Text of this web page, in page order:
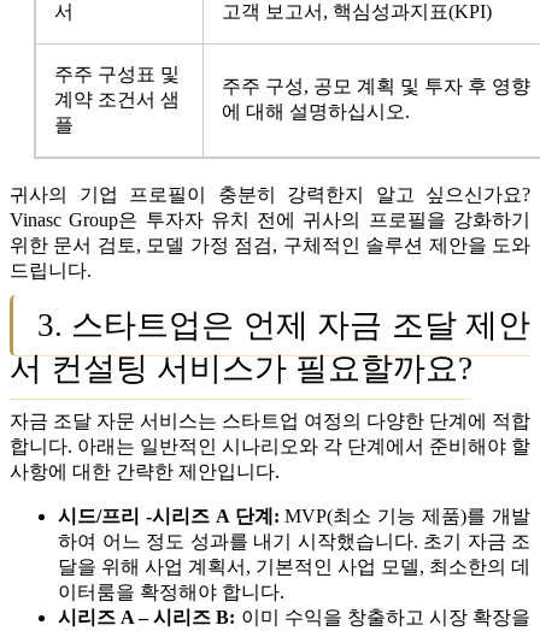
서 고객 보고서, 핵심성과지표(KPI)
주주 구성표 및
계약 조건서 샘
플
주주 구성, 공모 계획 및 투자 후 영향
에 대해 설명하십시오.
귀사의 기업 프로필이 충분히 강력한지 알고 싶으신가요?
Vinasc Group은 투자자 유치 전에 귀사의 프로필을 강화하기
위한 문서 검토, 모델 가정 점검, 구체적인 솔루션 제안을 도와
드립니다.
3. 스타트업은 언제 자금 조달 제안
서 컨설팅 서비스가 필요할까요?
자금 조달 자문 서비스는 스타트업 여정의 다양한 단계에 적합
합니다. 아래는 일반적인 시나리오와 각 단계에서 준비해야 할
사항에 대한 간략한 제안입니다.
시드/프리 ‑시리즈 A 단계:MVP(최소 기능 제품)를 개발
하여 어느 정도 성과를 내기 시작했습니다. 초기 자금 조
달을 위해 사업 계획서, 기본적인 사업 모델, 최소한의 데
이터룸을 확정해야 합니다.
시리즈 A – 시리즈 B: 이미 수익을 창출하고 시장 확장을